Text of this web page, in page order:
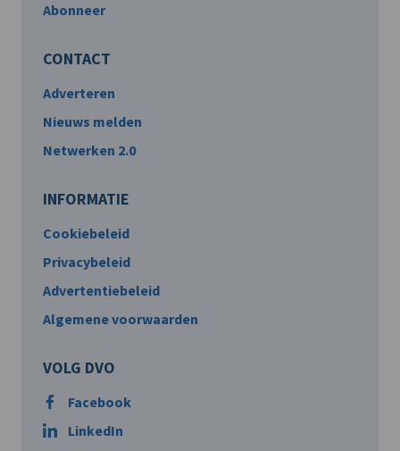
Abonneer
CONTACT
Adverteren
Nieuws melden
Netwerken 2.0
INFORMATIE
Cookiebeleid
Privacybeleid
Advertentiebeleid
Algemene voorwaarden
VOLG DVO
Facebook
LinkedIn